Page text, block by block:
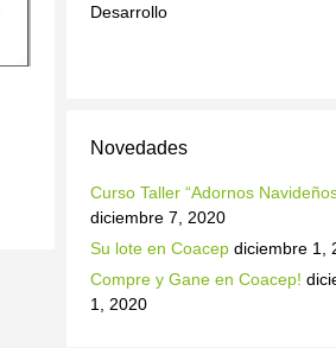
Desarrollo
Novedades
Curso Taller “Adornos
diciembre 7, 2020
Su lote en Coacep diciembre 1,
Compre y Gane en Coacep!
1, 2020